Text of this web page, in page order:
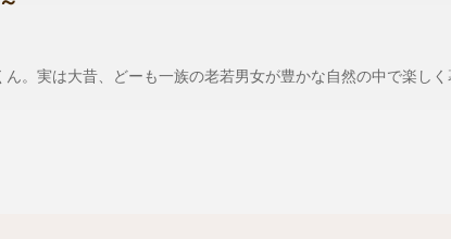
。実は大昔、どーも一族の老若男女が豊かな自然の中で楽し